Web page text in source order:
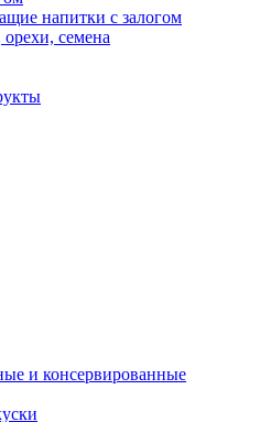
напитки с залогом
семена
и консервированные